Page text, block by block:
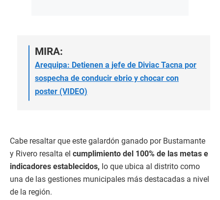
MIRA:
Arequipa: Detienen a jefe de Diviac Tacna por
sospecha de conducir ebrio y chocar con
poster (VIDEO)
Cabe resaltar que este galardón ganado por Bustamante
y Rivero resalta el cumplimiento del 100% de las metas e
indicadores establecidos, lo que ubica al distrito como
una de las gestiones municipales más destacadas a nivel
de la región.